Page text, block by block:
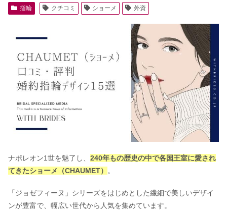
指輪 クチコミ ショーメ 外資
ナポレオン1世を魅了し、 240年もの歴史の中で各国王室に愛され
てきたショーメ（CHAUMET）
。
「ジョゼフィーヌ」シリーズをはじめとした繊細で美しいデザイ
ンが豊富で、幅広い世代から人気を集めています。